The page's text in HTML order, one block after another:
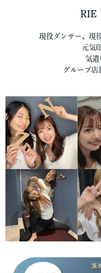
RIE
現役ダンサー、現
元気
気遣
グループ店